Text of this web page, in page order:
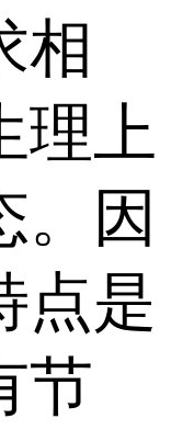
相
理上
。因
点是
节